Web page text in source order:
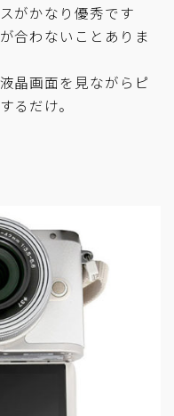
がかなり優秀です
合わないことありま
晶画面を見ながらピ
るだけ。